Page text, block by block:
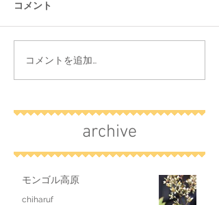
コメント
コメントを追加…
archive
モンゴル高原
chiharuf